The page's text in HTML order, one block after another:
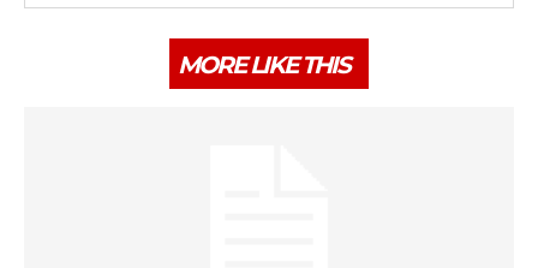
MORE LIKE THIS